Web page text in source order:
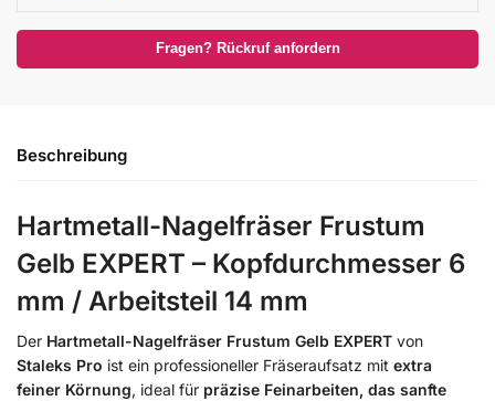
Fragen? Rückruf anfordern
Beschreibung
Hartmetall-Nagelfräser Frustum
Gelb EXPERT – Kopfdurchmesser 6
mm / Arbeitsteil 14 mm
Der Hartmetall-Nagelfräser Frustum Gelb EXPERT von
Staleks Pro ist ein professioneller Fräseraufsatz mit extra
feiner Körnung, ideal für präzise Feinarbeiten, das sanfte